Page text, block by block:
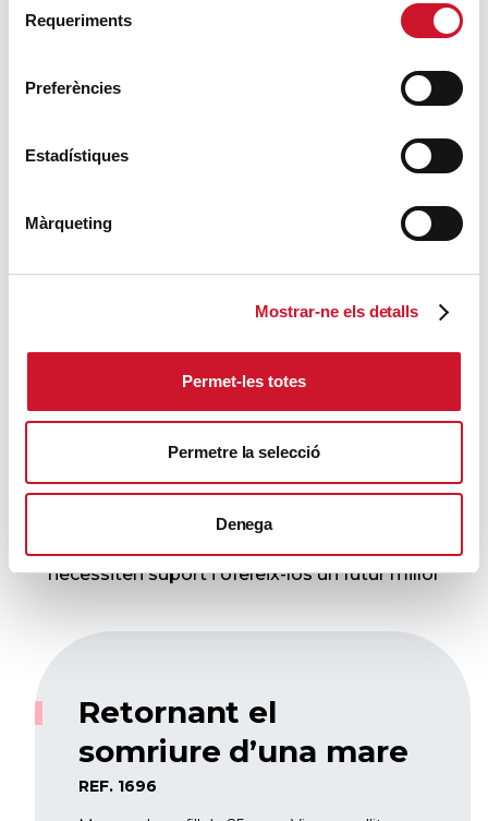
Requeriments
Preferències
Estadístiques
Màrqueting
Mostrar-ne els detalls
Permet-les totes
Permetre la selecció
Denega
Dona a necessitats
concretes
necessiten suport i ofereix-los un futur millor
Retornant el
somriure d’una mare
REF. 1696